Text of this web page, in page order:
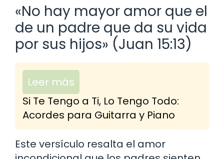
«No hay mayor amor que el
de un padre que da su vida
por sus hijos» (Juan 15:13)
Leer más
Si Te Tengo a Ti, Lo Tengo Todo:
Acordes para Guitarra y Piano
Este versículo resalta el amor